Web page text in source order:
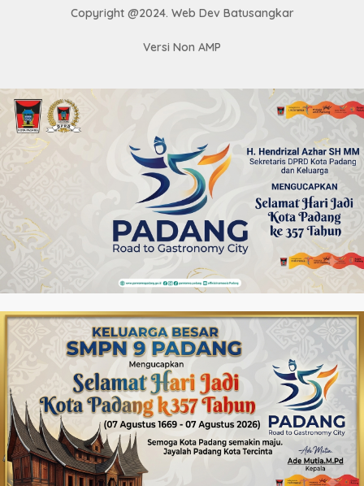
Copyright @2024. Web Dev Batusangkar
Versi Non AMP